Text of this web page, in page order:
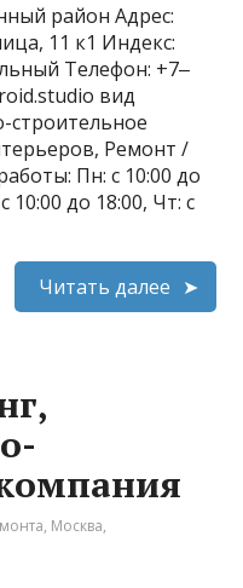
район Адрес:
11 к1 Индекс:
Телефон: +7‒
вид
строительное
Ремонт /
Пн: с 10:00 до
10:00 до 18:00, Чт: с
Читать далее
, Москва,